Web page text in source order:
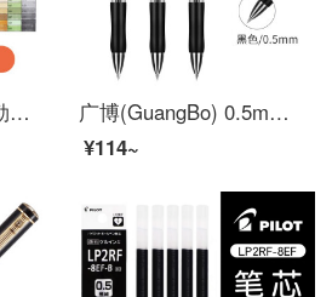
FINECOLOUR法卡勒服装设计绘画套装32/48/60/72色1代2代3代软头设计专业绘画笔 三代全套480色
广博(GuangBo) 0.5mm 按动中性笔 办公签字笔 水笔 黑色12支装ZX9K35D
¥114~